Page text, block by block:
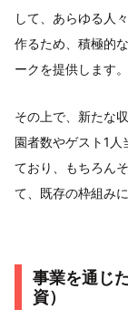
して、あらゆる人
作るため、積極的
ークを提供します。
その上で、新たな
園者数やゲスト1人
ており、もちろん
て、既存の枠組み
事業を通じ
資）